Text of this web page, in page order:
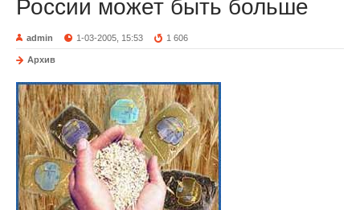
России может быть больше
admin 1-03-2005, 15:53 1 606
Архив